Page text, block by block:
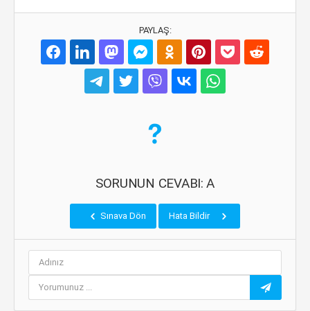
PAYLAŞ:
SORUNUN CEVABI: A
Sınava Dön Hata Bildir